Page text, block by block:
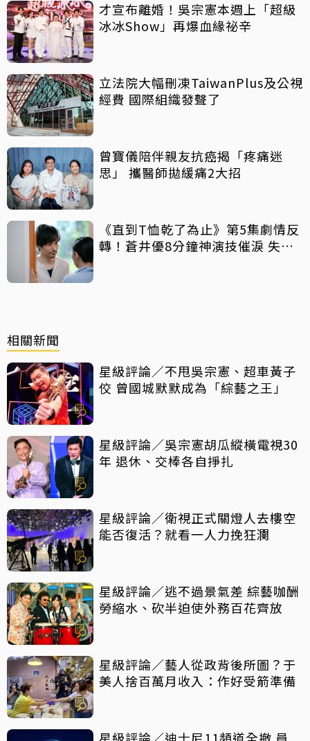
才宣布離婚！吳宗憲本週上「超級
冰冰Show」再爆血緣祕辛
立法院大幅刪凍TaiwanPlus及公視
經費 國際組織發聲了
曾寶儀陪伴親友抗癌揭「疼痛迷
思」 攜醫師拋緩痛2大招
《直到T恤乾了為止》第5集劇情反
轉！蒼井優8分鐘神演技催淚 失蹤
相關新聞
星級評論／不甩吳宗憲、超車黃子
佼 曾國城默默成為「綜藝之王」
星級評論／吳宗憲胡瓜縱橫電視30
年 退休、交棒各自掙扎
星級評論／衛視正式關燈人去樓空
能否復活？就看一人力挽狂瀾
星級評論／逃不過景氣差 綜藝咖酬
勞縮水、砍半迫使外務百花齊放
星級評論／藝人從政背後所圖？于
美人捨百萬月收入：作好受箭準備